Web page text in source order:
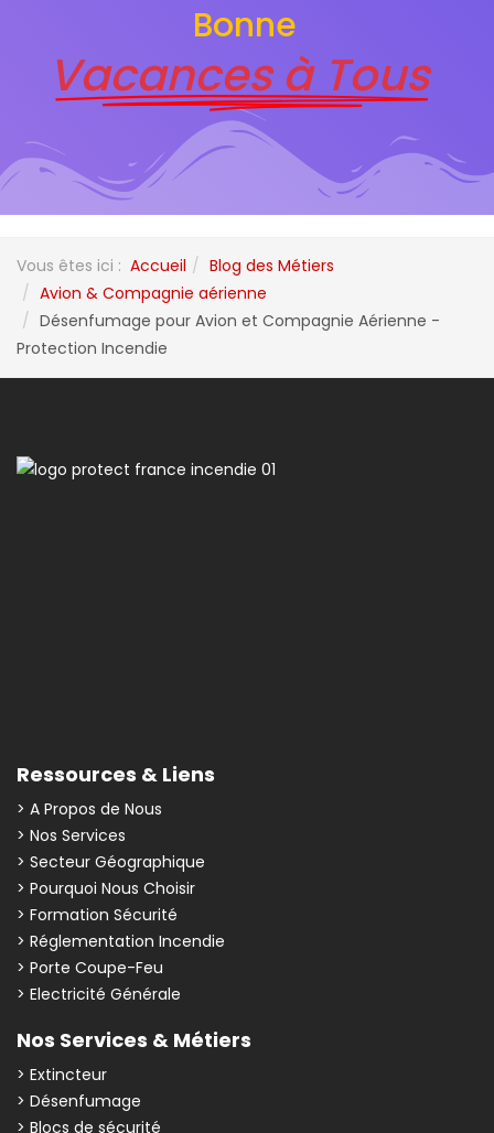
Bonne
Vacances à Tous
Vous êtes ici : Accueil
Blog des Métiers
Avion & Compagnie aérienne
Désenfumage pour Avion et Compagnie Aérienne -
Protection Incendie
Ressources & Liens
> A Propos de Nous
> Nos Services
> Secteur Géographique
> Pourquoi Nous Choisir
> Formation Sécurité
> Réglementation Incendie
> Porte Coupe-Feu
> Electricité Générale
Nos Services & Métiers
> Extincteur
> Désenfumage
> Blocs de sécurité